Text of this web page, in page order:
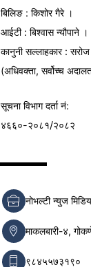
बिलिङ : किशोर गैरे ।
आईटी : बिश्वास न्यौपाने ।
कानुनी सल्लाहकार :
(अधिवक्ता, सर्वोच्च
सूचना विभागदर्ता नं:
४६६०-२०८१/२०८२
नोभल्टी न्युज
माकलबारी-४,
९८४५५७३१९०